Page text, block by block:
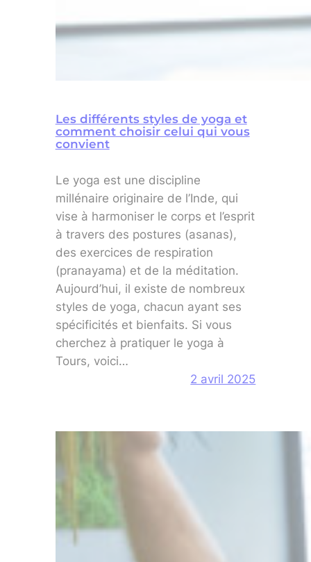
Les différents styles de yoga et
comment choisir celui qui vous
convient
Le yoga est une discipline
millénaire originaire de l’Inde, qui
vise à harmoniser le corps et l’esprit
à travers des postures (asanas),
des exercices de respiration
(pranayama) et de la méditation.
Aujourd’hui, il existe de nombreux
styles de yoga, chacun ayant ses
spécificités et bienfaits. Si vous
cherchez à pratiquer le yoga à
Tours, voici…
2 avril 2025